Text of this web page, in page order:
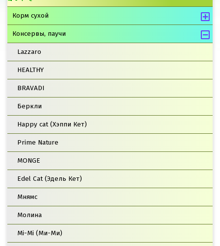
Корм сухой
Консервы, паучи
Lazzaro
HEALTHY
BRAVADI
Беркли
Happy cat (Хэппи Кет)
Prime Nature
MONGE
Edel Cat (Эдель Кет)
Мнямс
Молина
Mi-Mi (Ми-Ми)